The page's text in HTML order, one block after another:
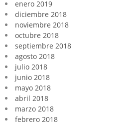
enero 2019
diciembre 2018
noviembre 2018
octubre 2018
septiembre 2018
agosto 2018
julio 2018
junio 2018
mayo 2018
abril 2018
marzo 2018
febrero 2018